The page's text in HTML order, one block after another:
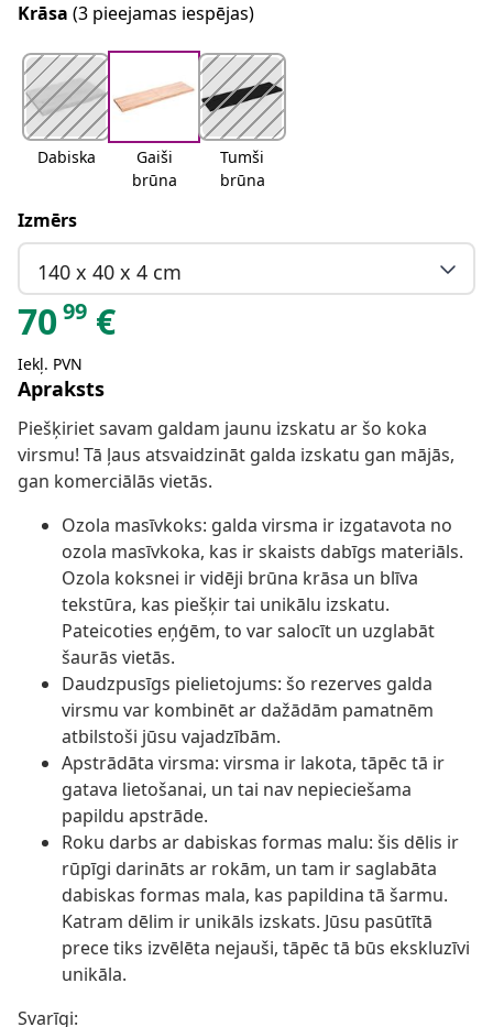
Krāsa (3 pieejamas iespējas)
Dabiska
Gaiši
brūna
Tumši
brūna
Izmērs
140 x 40 x 4 cm
7099 €
Iekļ. PVN
Apraksts
Piešķiriet savam galdam jaunu izskatu ar šo koka
virsmu! Tā ļaus atsvaidzināt galda izskatu gan mājās,
gan komerciālās vietās.
Ozola masīvkoks: galda virsma ir izgatavota no
ozola masīvkoka, kas ir skaists dabīgs materiāls.
Ozola koksnei ir vidēji brūna krāsa un blīva
tekstūra, kas piešķir tai unikālu izskatu.
Pateicoties eņģēm, to var salocīt un uzglabāt
šaurās vietās.
Daudzpusīgs pielietojums: šo rezerves galda
virsmu var kombinēt ar dažādām pamatnēm
atbilstoši jūsu vajadzībām.
Apstrādāta virsma: virsma ir lakota, tāpēc tā ir
gatava lietošanai, un tai nav nepieciešama
papildu apstrāde.
Roku darbs ar dabiskas formas malu: šis dēlis ir
rūpīgi darināts ar rokām, un tam ir saglabāta
dabiskas formas mala, kas papildina tā šarmu.
Katram dēlim ir unikāls izskats. Jūsu pasūtītā
prece tiks izvēlēta nejauši, tāpēc tā būs ekskluzīvi
unikāla.
Svarīgi: